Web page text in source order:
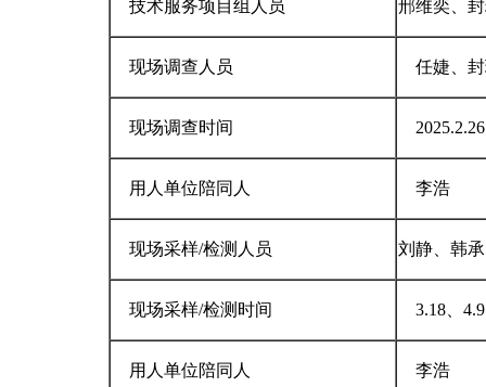
技术服务项目组人员 邢维奕、
现场调查人员 任婕、封
现场调查时间 2025.2.26
用人单位陪同人 李浩
现场采样/检测人员 刘静、韩
现场采样/检测时间 3.18、4.9
用人单位陪同人 李浩